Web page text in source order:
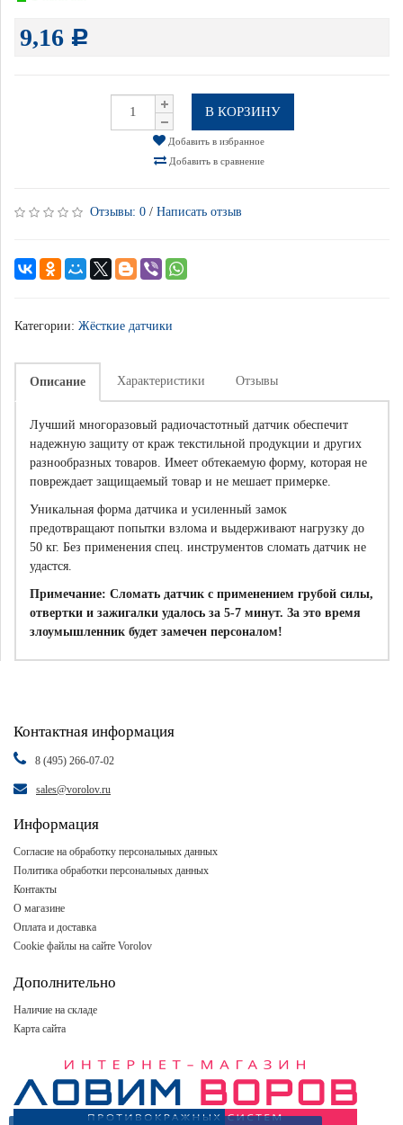
9,16 Р
В КОРЗИНУ
Добавить в избранное
Добавить в сравнение
Отзывы: 0 / Написать отзыв
Категории: Жёсткие датчики
Описание Характеристики Отзывы
Лучший многоразовый радиочастотный датчик обеспечит
надежную защиту от краж текстильной продукции и других
разнообразных товаров. Имеет обтекаемую форму, которая не
повреждает защищаемый товар и не мешает примерке.
Уникальная форма датчика и усиленный замок
предотвращают попытки взлома и выдерживают нагрузку до
50 кг. Без применения спец. инструментов сломать датчик не
удастся.
Примечание: Сломать датчик с применением грубой силы,
отвертки и зажигалки удалось за 5-7 минут. За это время
злоумышленник будет замечен персоналом!
Контактная информация
8 (495) 266-07-02
sales@vorolov.ru
Информация
Согласие на обработку персональных данных
Политика обработки персональных данных
Контакты
О магазине
Оплата и доставка
Cookie файлы на сайте Vorolov
Дополнительно
Наличие на складе
Карта сайта